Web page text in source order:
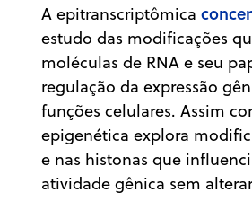
A epitranscriptômica
estudo das modificações
moléculas de RNA e seu
regulação da expressão
funções celulares. Assim
epigenética explora
e nas histonas que
atividade gênica sem